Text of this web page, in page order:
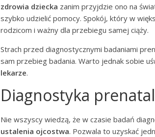
zdrowia dziecka zanim przyjdzie ono na
szybko udzielić pomocy. Spokój, który w
rodzicom i ważny dla przebiegu samej ciąży.
Strach przed diagnostycznymi badaniami
sam przebieg badania. Warto jednak sobie
lekarze.
Diagnostyka
Nie wszyscy wiedzą, że w czasie badań
ustalenia ojcostwa. Pozwala to uzyskać